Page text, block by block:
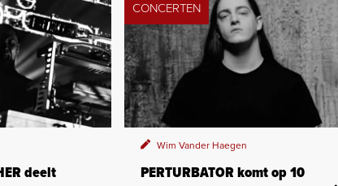
deelt
CONCERTEN
Wim Vander Haegen
PERTURBATOR komt op 10